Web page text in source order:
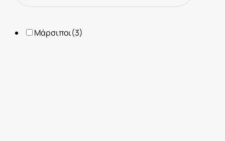
Μάρσιποι(3)